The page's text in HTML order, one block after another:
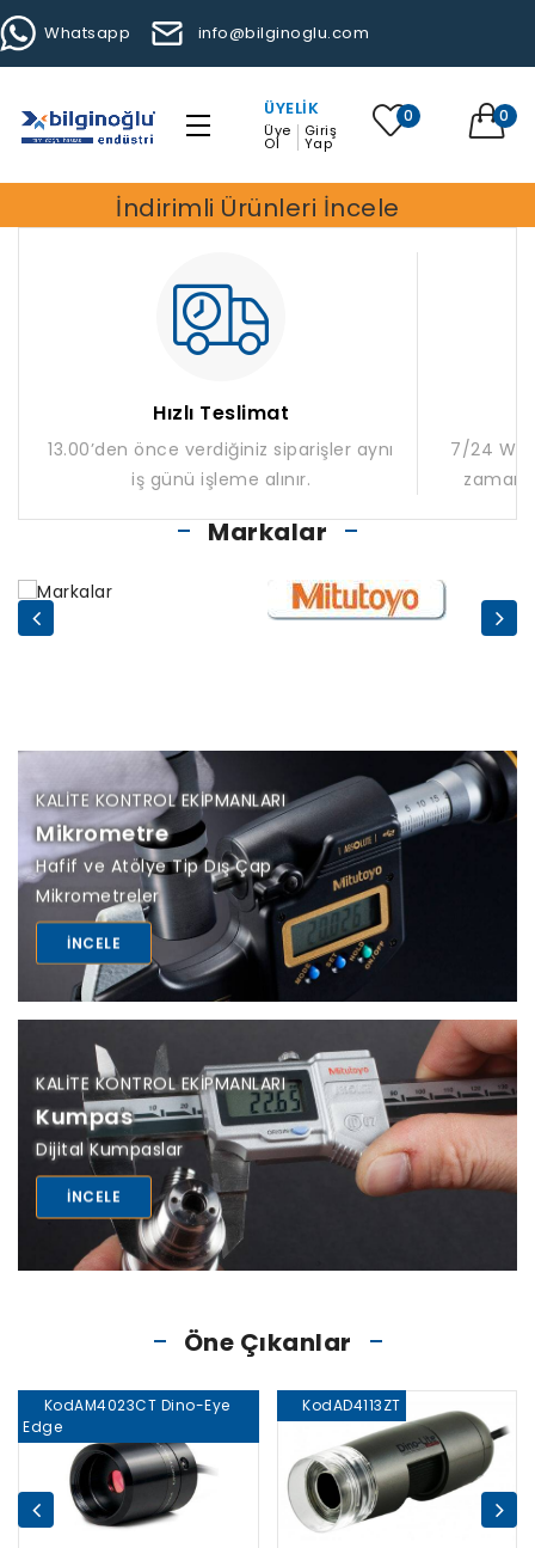
Whatsapp info@bilginoglu.com
ÜYELIK
Üye
Ol
Giriş
Yap
0 0
İndirimli Ürünleri İncele
Hızlı Teslimat
13.00’den önce verdiğiniz siparişler aynı
iş günü işleme alınır.
7/24
zaman
Markalar
KALITE KONTROL EKIPMANLARI
Mikrometre
Hafif ve Atölye Tip Dış Çap
Mikrometreler
INCELE
KALITE KONTROL EKIPMANLARI
Kumpas
Dijital Kumpaslar
INCELE
Öne Çıkanlar
KodAM4023CT Dino-Eye
Edge
KodAD4113ZT